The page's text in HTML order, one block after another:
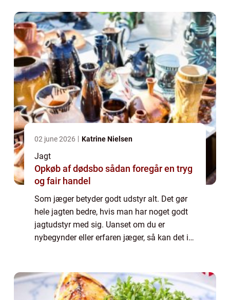
h...
02 june 2026 Katrine Nielsen
Jagt
Opkøb af dødsbo sådan foregår en tryg
og fair handel
Som jæger betyder godt udstyr alt. Det gør
hele jagten bedre, hvis man har noget godt
jagtudstyr med sig. Uanset om du er
nybegynder eller erfaren jæger, så kan det i
h...